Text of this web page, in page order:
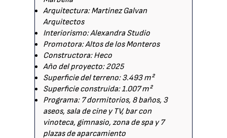
Arquitectura: Martinez Galvan
Arquitectos
Interiorismo: Alexandra Studio
Promotora: Altos de los Monteros
Constructora: Heco
Año del proyecto: 2025
Superficie del terreno: 3.493 m²
Superficie construida: 1.007 m²
Programa: 7 dormitorios, 8 baños, 3
aseos, sala de cine y TV, bar con
vinoteca, gimnasio, zona de spa y 7
plazas de aparcamiento